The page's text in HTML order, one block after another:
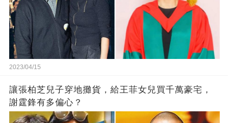
2023/04/15
讓張柏芝兒子穿地攤貨，給王菲女兒買千萬豪宅，
謝霆鋒有多偏心？